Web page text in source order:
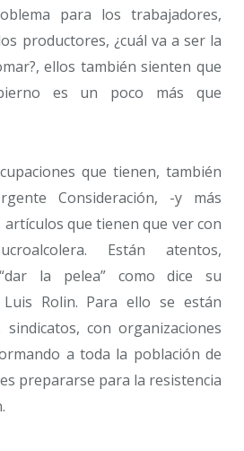
para los trabajadores,
productores, ¿cuál va a ser la
ellos también sienten que
es un poco más que
que tienen, también
Consideración, -y más
que tienen que ver con
Están atentos,
la pelea” como dice su
Luis Rolin. Para ello se están
con organizaciones
a toda la población de
prepararse para la resistencia